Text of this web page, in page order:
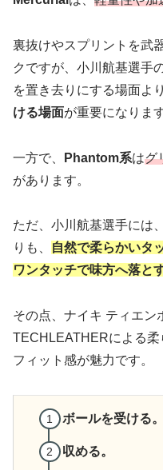
裏抜けやスプリントを武
クですが、小川航基選手
を置き去りにする場面よ
ける場面が重要になります
一方で、 Phantom系はグ
があります。
ただ、小川航基選手には
りも、
自然で柔らかいタ
ワンタッチで味方へ落と
その点、ナイキ ティエン
TECHLEATHERによる
フィット感が魅力です。
ボールを受ける。
収める。